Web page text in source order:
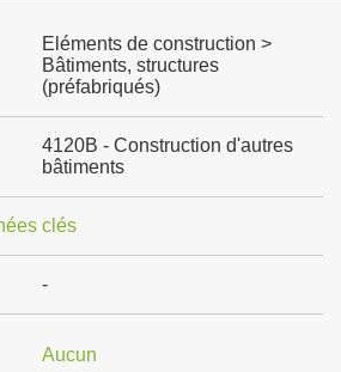
Eléments de construction >
Bâtiments, structures
(préfabriqués)
4120B - Construction d'autres
bâtiments
clés
-
Aucun